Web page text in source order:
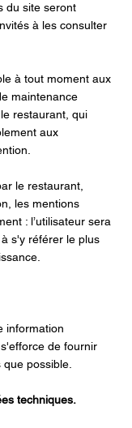
du site seront
à les consulter
à tout moment aux
maintenance
restaurant, qui
aux
le restaurant,
les mentions
: l’utilisateur sera
s'y référer le plus
information
de fournir
possible.
techniques.